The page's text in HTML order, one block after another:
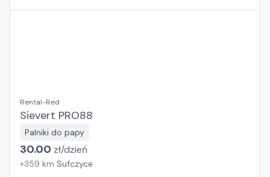
Rental-Red
Sievert PRO88
Palniki do papy
30.00 zł/dzień
+359 km Sufczyce